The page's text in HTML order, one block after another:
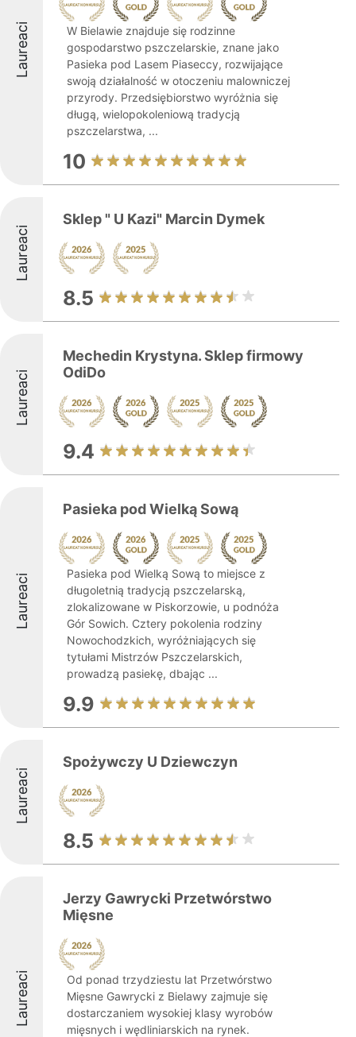
Laureaci
W Bielawie znajduje się rodzinne
gospodarstwo pszczelarskie, znane jako
Pasieka pod Lasem Piaseccy, rozwijające
swoją działalność w otoczeniu malowniczej
przyrody. Przedsiębiorstwo wyróżnia się
długą, wielopokoleniową tradycją
pszczelarstwa, ...
10
Laureaci
Sklep " U Kazi" Marcin Dymek
8.5
Laureaci
Mechedin Krystyna. Sklep firmowy
OdiDo
9.4
Laureaci
Pasieka pod Wielką Sową
Pasieka pod Wielką Sową to miejsce z
długoletnią tradycją pszczelarską,
zlokalizowane w Piskorzowie, u podnóża
Gór Sowich. Cztery pokolenia rodziny
Nowochodzkich, wyróżniających się
tytułami Mistrzów Pszczelarskich,
prowadzą pasiekę, dbając ...
9.9
Laureaci
Spożywczy U Dziewczyn
8.5
Laureaci
Jerzy Gawrycki Przetwórstwo
Mięsne
Od ponad trzydziestu lat Przetwórstwo
Mięsne Gawrycki z Bielawy zajmuje się
dostarczaniem wysokiej klasy wyrobów
mięsnych i wędliniarskich na rynek.